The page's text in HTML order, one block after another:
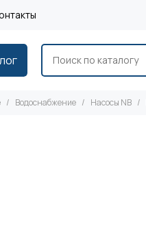
Водоснабжение Насосы NB